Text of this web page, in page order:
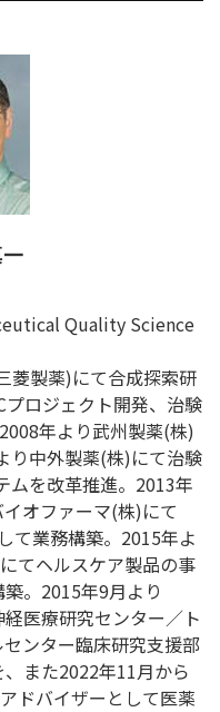
Quality Science
菱製薬)にて合成探索研
ロジェクト開発、治験
年より武州製薬(株)
り中外製薬(株)にて治験
ムを改革推進。2013年
オファーマ(株)にて
て業務構築。2015年よ
てヘルスケア製品の事
築。2015年9月より
医療研究センター／ト
ンター臨床研究支援部
また2022年11月から
ドバイザーとして医薬